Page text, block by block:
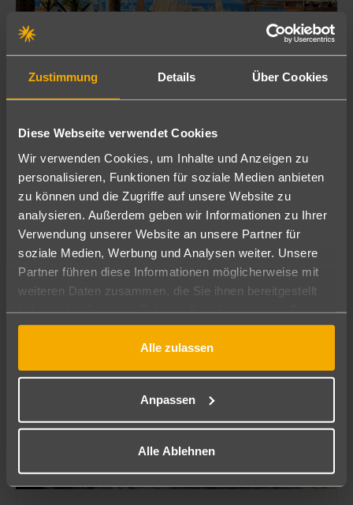
Zustimmung Details Über Cookies
Diese Webseite verwendet Cookies
Wir verwenden Cookies, um Inhalte und Anzeigen zu
personalisieren, Funktionen für soziale Medien anbieten
zu können und die Zugriffe auf unsere Website zu
analysieren. Außerdem geben wir Informationen zu Ihrer
Verwendung unserer Website an unsere Partner für
soziale Medien, Werbung und Analysen weiter. Unsere
Partner führen diese Informationen möglicherweise mit
weiteren Daten zusammen, die Sie ihnen bereitgestellt
gesammelt haben.
Alle zulassen
Anpassen
Alle Ablehnen
Mexico, Cabo San Lucas
Calvin Hackbarth
Reiseberater - Auszubildender